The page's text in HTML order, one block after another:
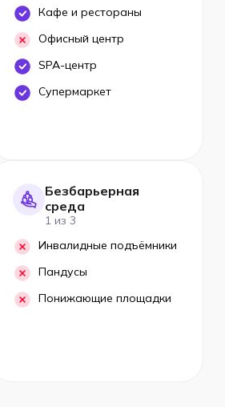
Кафе и рестораны
Офисный центр
SPA-центр
Супермаркет
Безбарьерная
среда
1 из 3
Инвалидные подъёмники
Пандусы
Понижающие площадки